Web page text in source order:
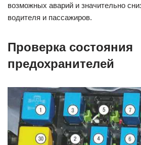
возможных аварий и значительно
водителя и пассажиров.
Проверка состояния
предохранителей